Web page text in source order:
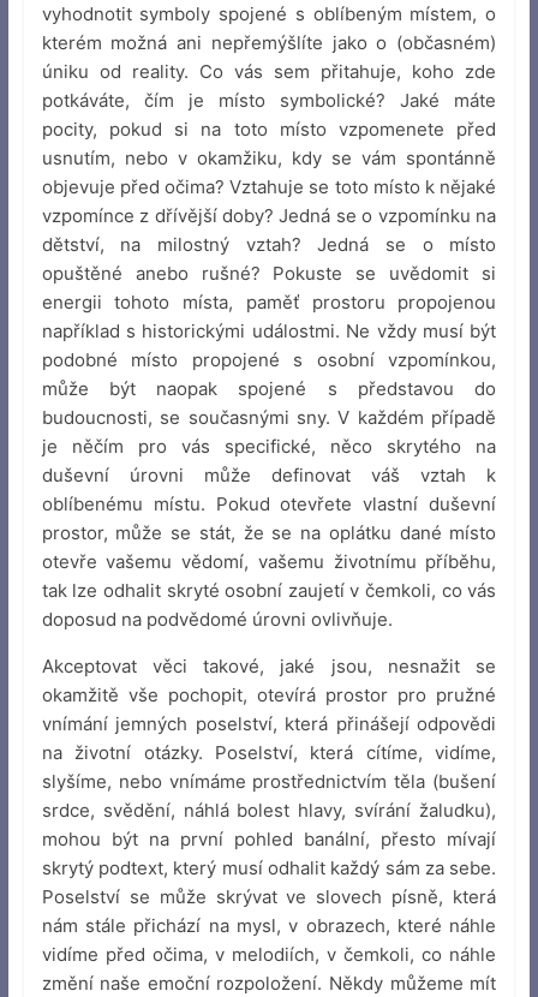
vyhodnotit symboly spojené s oblíbeným místem, o
kterém možná ani nepřemýšlíte jako o (občasném)
úniku od reality. Co vás sem přitahuje, koho zde
potkáváte, čím je místo symbolické? Jaké máte
pocity, pokud si na toto místo vzpomenete před
usnutím, nebo v okamžiku, kdy se vám spontánně
objevuje před očima? Vztahuje se toto místo k nějaké
vzpomínce z dřívější doby? Jedná se o vzpomínku na
dětství, na milostný vztah? Jedná se o místo
opuštěné anebo rušné? Pokuste se uvědomit si
energii tohoto místa, paměť prostoru propojenou
například s historickými událostmi. Ne vždy musí být
podobné místo propojené s osobní vzpomínkou,
může být naopak spojené s představou do
budoucnosti, se současnými sny. V každém případě
je něčím pro vás specifické, něco skrytého na
duševní úrovni může definovat váš vztah k
oblíbenému místu. Pokud otevřete vlastní duševní
prostor, může se stát, že se na oplátku dané místo
otevře vašemu vědomí, vašemu životnímu příběhu,
tak lze odhalit skryté osobní zaujetí v čemkoli, co vás
doposud na podvědomé úrovni ovlivňuje.
Akceptovat věci takové, jaké jsou, nesnažit se
okamžitě vše pochopit, otevírá prostor pro pružné
vnímání jemných poselství, která přinášejí odpovědi
na životní otázky. Poselství, která cítíme, vidíme,
slyšíme, nebo vnímáme prostřednictvím těla (bušení
srdce, svědění, náhlá bolest hlavy, svírání žaludku),
mohou být na první pohled banální, přesto mívají
skrytý podtext, který musí odhalit každý sám za sebe.
Poselství se může skrývat ve slovech písně, která
nám stále přichází na mysl, v obrazech, které náhle
vidíme před očima, v melodiích, v čemkoli, co náhle
změní naše emoční rozpoložení. Někdy můžeme mít